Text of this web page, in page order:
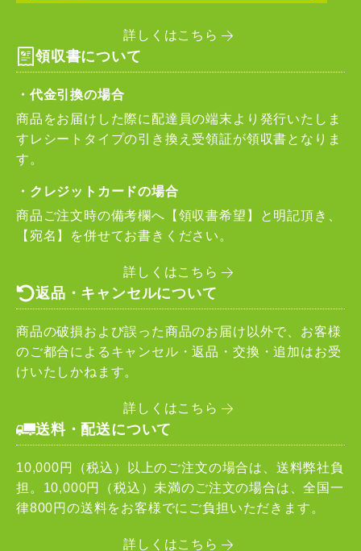
詳しくはこちら
領収書について
・代金引換の場合
商品をお届けした際に配達員の端末より発行いたしま
すレシートタイプの引き換え受領証が領収書となりま
す。
・クレジットカードの場合
商品ご注文時の備考欄へ【領収書希望】と明記頂き、
【宛名】を併せてお書きください。
詳しくはこちら
返品・キャンセルについて
商品の破損および誤った商品のお届け以外で、お客様
のご都合によるキャンセル・返品・交換・追加はお受
けいたしかねます。
詳しくはこちら
送料・配送について
10,000円（税込）以上のご注文の場合は、送料弊社負
担。10,000円（税込）未満のご注文の場合は、全国一
律800円の送料をお客様でにご負担いただきます。
詳しくはこちら